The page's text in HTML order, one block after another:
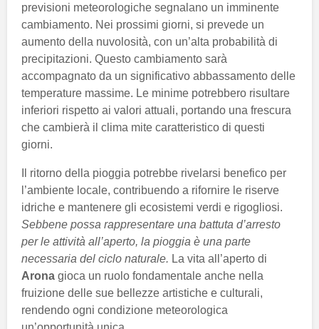
previsioni meteorologiche segnalano un imminente
cambiamento. Nei prossimi giorni, si prevede un
aumento della nuvolosità, con un’alta probabilità di
precipitazioni. Questo cambiamento sarà
accompagnato da un significativo abbassamento delle
temperature massime. Le minime potrebbero risultare
inferiori rispetto ai valori attuali, portando una frescura
che cambierà il clima mite caratteristico di questi
giorni.
Il ritorno della pioggia potrebbe rivelarsi benefico per
l’ambiente locale, contribuendo a rifornire le riserve
idriche e mantenere gli ecosistemi verdi e rigogliosi.
Sebbene possa rappresentare una battuta d’arresto
per le attività all’aperto, la pioggia è una parte
necessaria del ciclo naturale. La vita all’aperto di
Arona gioca un ruolo fondamentale anche nella
fruizione delle sue bellezze artistiche e culturali,
rendendo ogni condizione meteorologica